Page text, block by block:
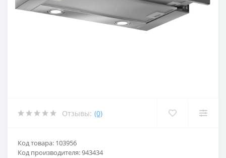
Отзывы: (0)
Код товара: 103956
Код производителя: 943434